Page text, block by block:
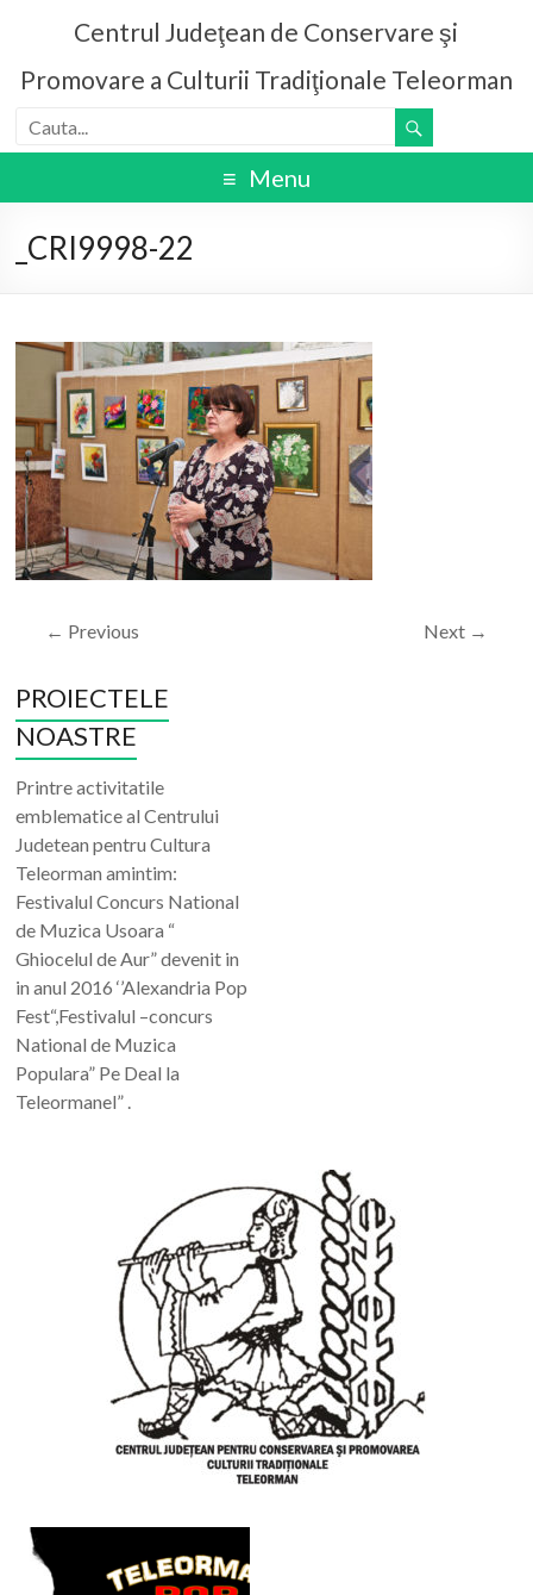
Centrul Judeţean de Conservare şi
Promovare a Culturii Tradiţionale Teleorman
Menu
_CRI9998-22
← Previous Next →
PROIECTELE
NOASTRE
Printre activitatile
emblematice al Centrului
Judetean pentru Cultura
Teleorman amintim:
Festivalul Concurs National
de Muzica Usoara “
Ghiocelul de Aur” devenit in
in anul 2016 ‘’Alexandria Pop
Fest“,Festivalul –concurs
National de Muzica
Populara” Pe Deal la
Teleormanel” .